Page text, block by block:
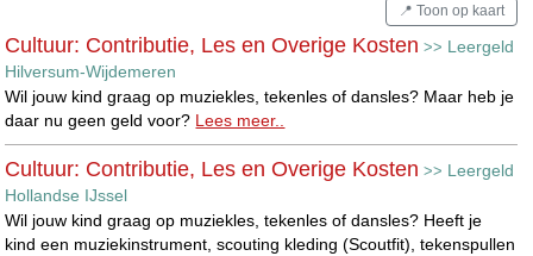
📍 Toon op kaart
Cultuur: Contributie, Les en Overige Kosten >> Leergeld
Hilversum-Wijdemeren
Wil jouw kind graag op muziekles, tekenles of dansles? Maar heb je
daar nu geen geld voor? Lees meer..
Cultuur: Contributie, Les en Overige Kosten >> Leergeld
Hollandse IJssel
Wil jouw kind graag op muziekles, tekenles of dansles? Heeft je
kind een muziekinstrument, scouting kleding (Scoutfit), tekenspullen